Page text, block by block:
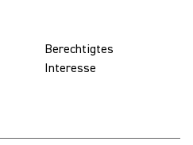
Berechtigtes
Interesse